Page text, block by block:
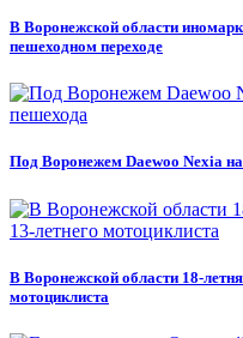
В Воронежской области
пешеходном переходе
Под Воронежем Daewoo Nexia
В Воронежской области
мотоциклиста